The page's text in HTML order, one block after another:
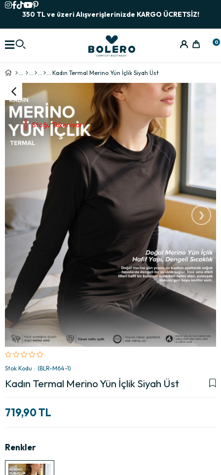
350 TL ve üzeri Alışverişlerinizde KARGO ÜCRETSİZ!
0
Kadın Termal Merino Yün İçlik Siyah Üst
›
Stoğu Tükeniyor!
Stok Kodu (BLR-M64-1)
Kadın Termal Merino Yün İçlik Siyah Üst
719,90 TL